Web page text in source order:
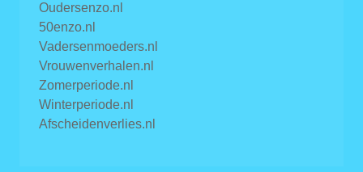
Oudersenzo.nl
50enzo.nl
Vadersenmoeders.nl
Vrouwenverhalen.nl
Zomerperiode.nl
Winterperiode.nl
Afscheidenverlies.nl